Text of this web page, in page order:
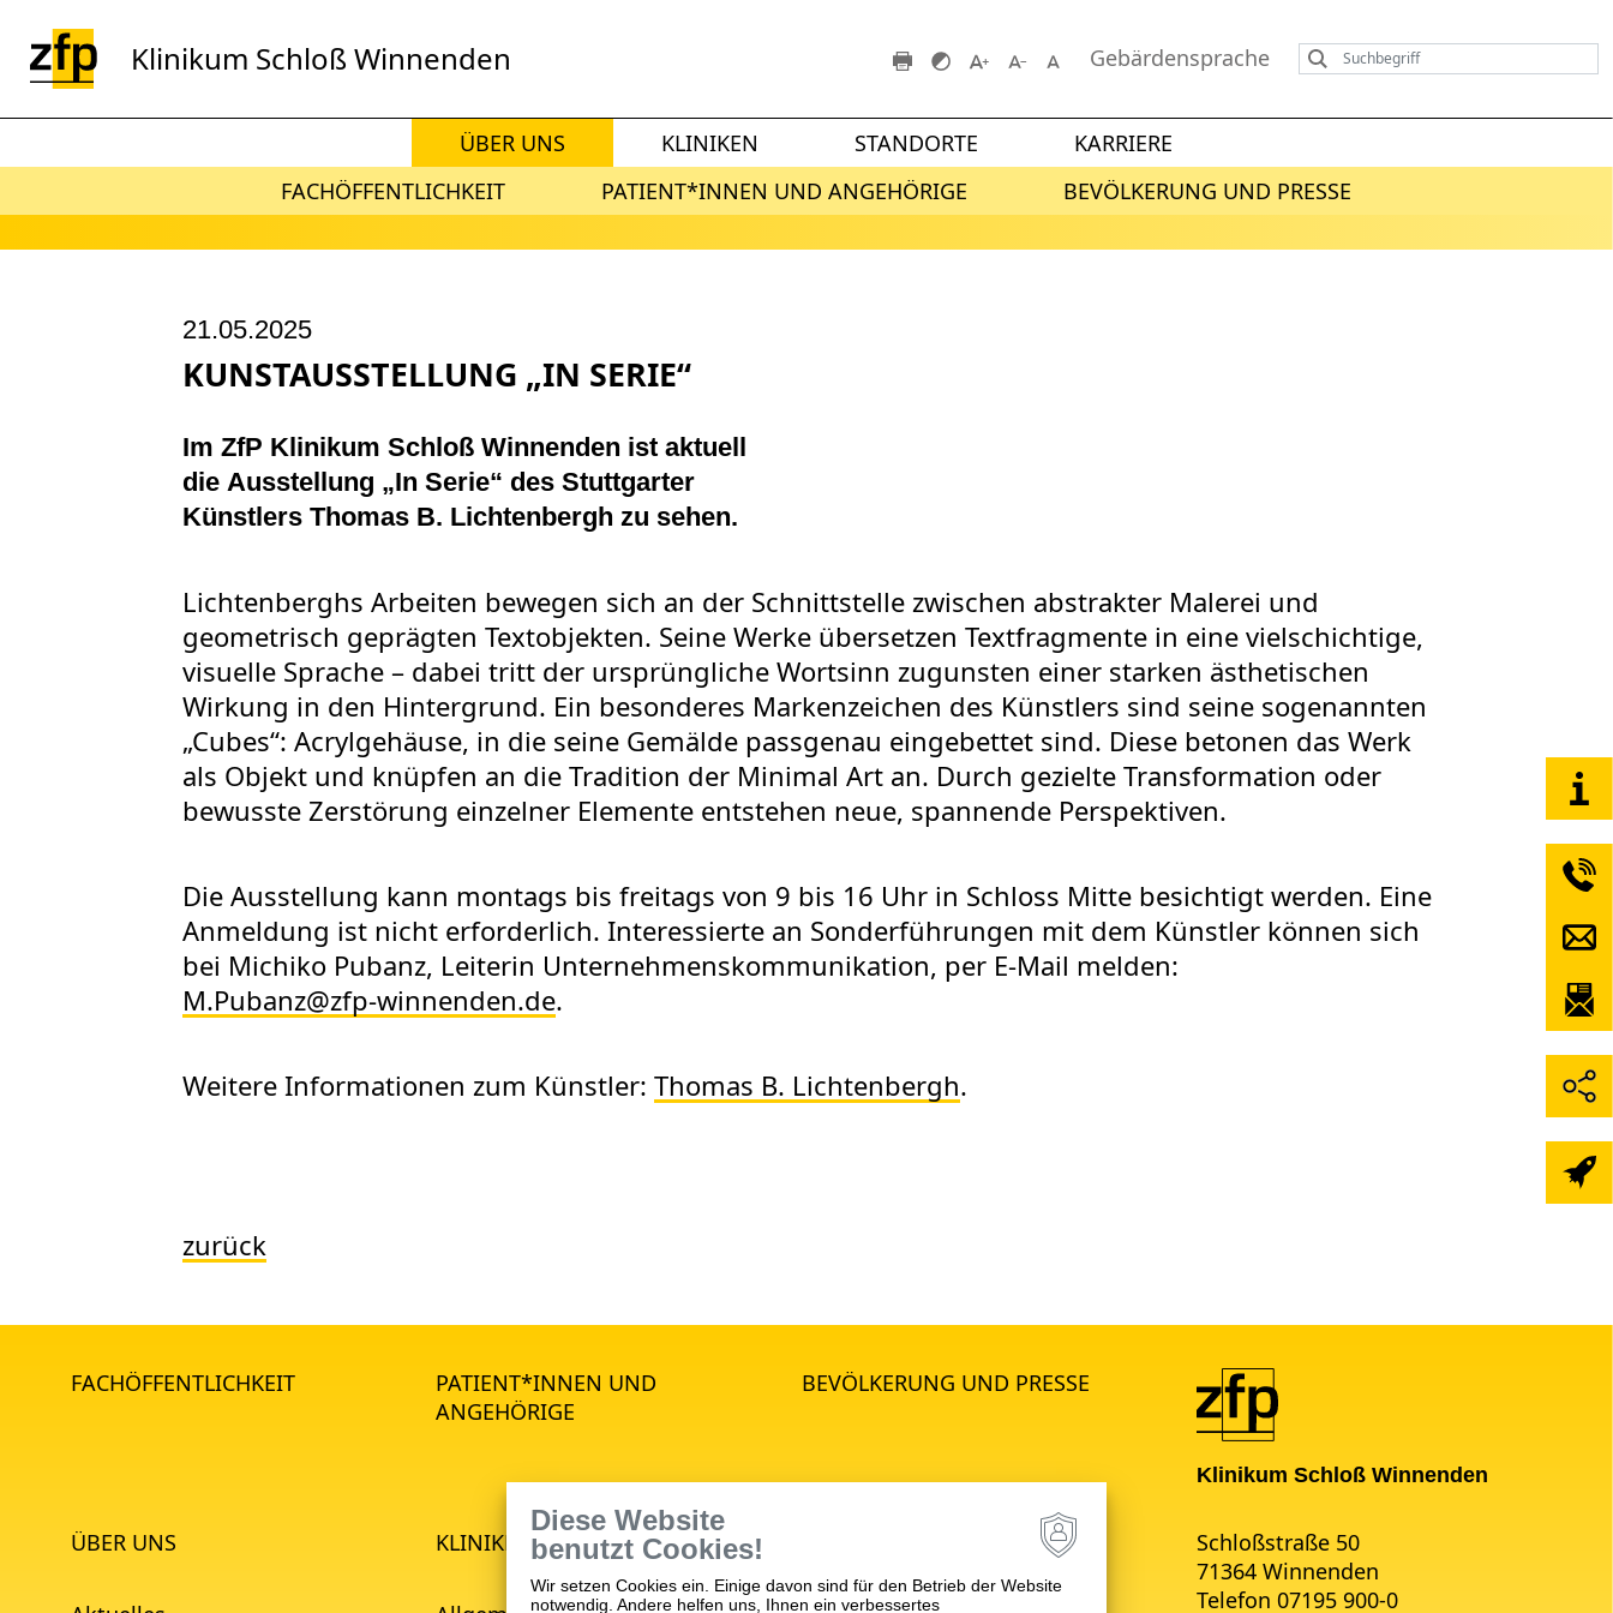
Klinikum Schloß Winnenden Gebärdensprache
ÜBER UNS KLINIKEN STANDORTE
KARRIERE
FACHÖFFENTLICHKEIT
PATIENT*INNEN UND ANGEHÖRIGE BEVÖLKERUNG UND PRESSE
21.05.2025
KUNSTAUSSTELLUNG „IN SERIE“
Im ZfP Klinikum Schloß Winnenden ist aktuell
die Ausstellung „In Serie“ des Stuttgarter
Künstlers Thomas B. Lichtenbergh zu sehen.
Lichtenberghs Arbeiten bewegen sich an der Schnittstelle zwischen abstrakter Malerei und
geometrisch geprägten Textobjekten. Seine Werke übersetzen Textfragmente in eine vielschichtige,
visuelle Sprache – dabei tritt der ursprüngliche Wortsinn zugunsten einer starken ästhetischen
Wirkung in den Hintergrund. Ein besonderes Markenzeichen des Künstlers sind seine sogenannten
„Cubes“: Acrylgehäuse, in die seine Gemälde passgenau eingebettet sind. Diese betonen das Werk
als Objekt und knüpfen an die Tradition der Minimal Art an. Durch gezielte Transformation oder
bewusste Zerstörung einzelner Elemente entstehen neue, spannende Perspektiven.
Die Ausstellung kann montags bis freitags von 9 bis 16 Uhr in Schloss Mitte besichtigt werden. Eine
Anmeldung ist nicht erforderlich. Interessierte an Sonderführungen mit dem Künstler können sich
bei Michiko Pubanz, Leiterin Unternehmenskommunikation, per E-Mail melden:
M.Pubanz@zfp-winnenden.de.
Weitere Informationen zum Künstler: Thomas B. Lichtenbergh.
zurück
FACHÖFFENTLICHKEIT
PATIENT*INNEN UND
ANGEHÖRIGE
BEVÖLKERUNG UND PRESSE
Klinikum Schloß Winnenden
ÜBER UNS KLINIKEN
Schloßstraße 50
71364 Winnenden
Telefon 07195 900-0
Diese Website
benutzt Cookies!
Wir setzen Cookies ein. Einige davon sind für den Betrieb der Website
notwendig. Andere helfen uns, Ihnen ein verbessertes